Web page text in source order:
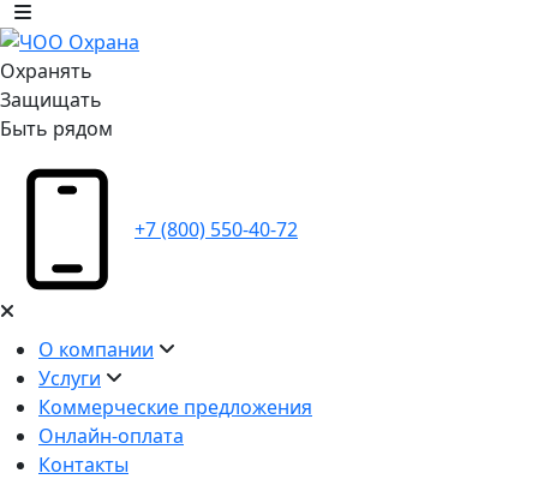
Охранять
Защищать
Быть рядом
+7 (800) 550-40-72
О компании
Услуги
Коммерческие предложения
Онлайн-оплата
Контакты